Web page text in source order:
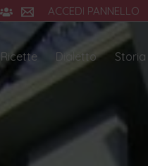
ACCEDI PANNELLO
Ricette Dialetto Storia